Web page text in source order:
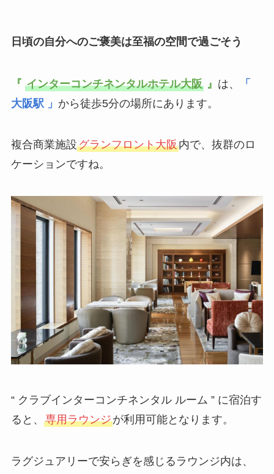
日頃の自分へのご褒美は至福の空間で過ごそう
『 インターコンチネンタルホテル大阪』 は、
「
大阪駅 」 から徒歩5分の場所にあります。
複合商業施設グランフロント大阪内で、抜群のロ
ケーションですね。
“ クラブインターコンチネンタル ルーム ” に宿泊す
ると、 専用ラウンジが利用可能となります。
ラグジュアリーで安らぎを感じるラウンジ内は、